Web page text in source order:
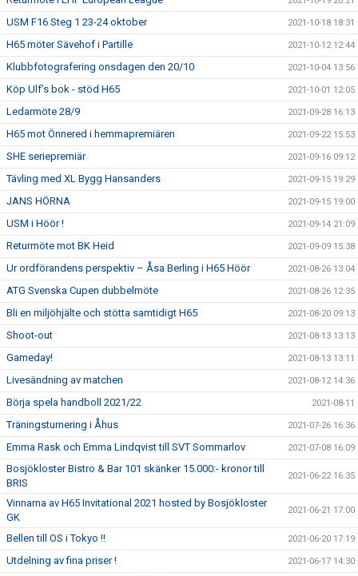
USM F16 Steg 1 23-24 oktober 2021-10-18 18:31
H65 möter Sävehof i Partille 2021-10-12 12:44
Klubbfotografering onsdagen den 20/10 2021-10-04 13:56
Köp Ulf’s bok - stöd H65 2021-10-01 12:05
Ledarmöte 28/9 2021-09-28 16:13
H65 mot Önnered i hemmapremiären 2021-09-22 15:53
SHE seriepremiär 2021-09-16 09:12
Tävling med XL Bygg Hansanders 2021-09-15 19:29
JANS HÖRNA 2021-09-15 19:00
USM i Höör ! 2021-09-14 21:09
Returmöte mot BK Heid 2021-09-09 15:38
Ur ordförandens perspektiv – Åsa Berling i H65 Höör 2021-08-26 13:04
ATG Svenska Cupen dubbelmöte 2021-08-26 12:35
Bli en miljöhjälte och stötta samtidigt H65 2021-08-20 09:13
Shoot-out 2021-08-13 13:13
Gameday! 2021-08-13 13:11
Livesändning av matchen 2021-08-12 14:36
Börja spela handboll 2021/22 2021-08-11
Träningsturnering i Åhus 2021-07-26 16:36
Emma Rask och Emma Lindqvist till SVT Sommarlov 2021-07-08 16:09
Bosjökloster Bistro & Bar 101 skänker 15.000:- kronor till
BRIS
2021-06-22 16:35
Vinnarna av H65 Invitational 2021 hosted by Bosjökloster
GK
2021-06-21 17:00
Bellen till OS i Tokyo !! 2021-06-20 17:19
Utdelning av fina priser ! 2021-06-17 14:30